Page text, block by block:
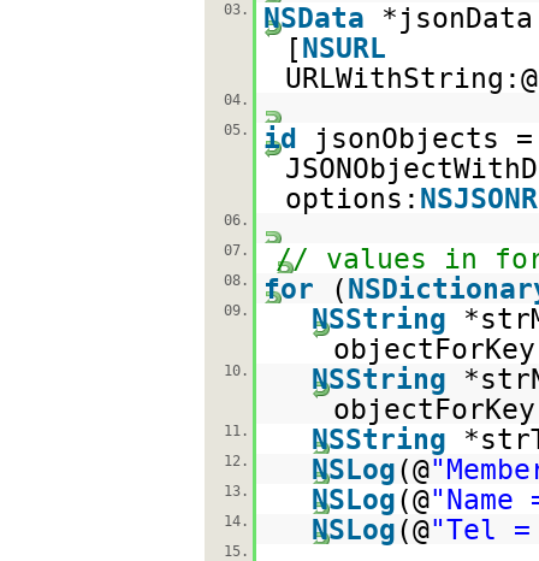
03.
NSData
[NSURL
URLWithString:@
04.
05.
id
jsonObjects
options:
06.
07.
// values in
08. for (
09. NSString
10. NSString
11. NSString
12. NSLog(@
13. NSLog(@"Name
14. NSLog(@"Tel =
15.